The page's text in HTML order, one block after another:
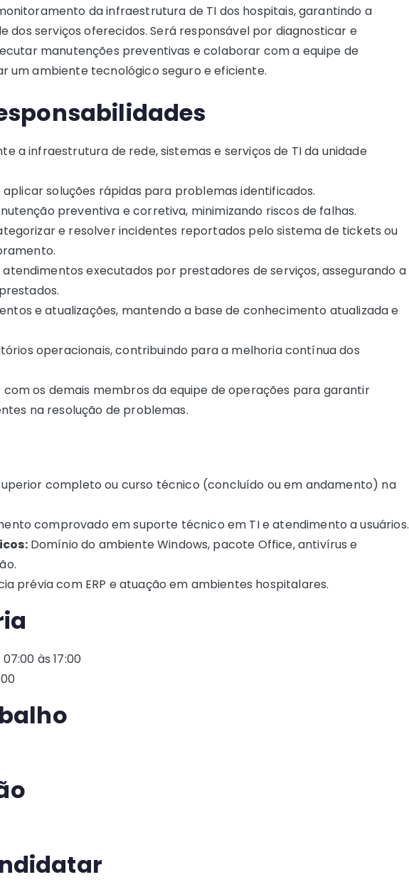
da infraestrutura de TI dos hospitais, garantindo a
dos serviços oferecidos. Será responsável por diagnosticar e
manutenções preventivas e colaborar com a equipe de
um ambiente tecnológico seguro e eficiente.
a infraestrutura de rede, sistemas e serviços de TI da unidade
soluções rápidas para problemas identificados.
preventiva e corretiva, minimizando riscos de falhas.
e resolver incidentes reportados pelo sistema de tickets ou
executados por prestadores de serviços, assegurando a
e atualizações, mantendo a base de conhecimento atualizada e
operacionais, contribuindo para a melhoria contínua dos
os demais membros da equipe de operações para garantir
na resolução de problemas.
completo ou curso técnico (concluído ou em andamento) na
comprovado em suporte técnico em TI e atendimento a usuários.
Domínio do ambiente Windows, pacote Office, antivírus e
prévia com ERP e atuação em ambientes hospitalares.
às 17:00